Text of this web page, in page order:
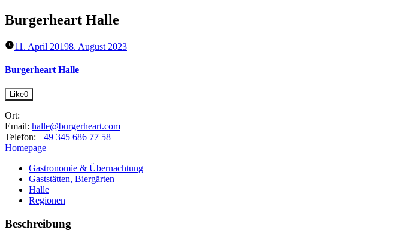
Burgerheart Halle
11. April 20198. August 2023
Burgerheart Halle
Like0
Ort:
Email: halle@burgerheart.com
Telefon: +49 345 686 77 58
Homepage
Gastronomie & Übernachtung
Gaststätten, Biergärten
Halle
Regionen
Beschreibung